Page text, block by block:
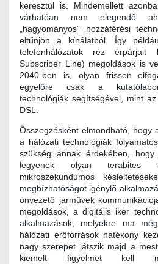
keresztül is. Mindemellett
várhatóan nem elegendő
„hagyományos” hozzáférési
eltűnjön a kínálatból. Így
telefonhálózatok réz érpárjait
Subscriber Line) megoldások is
2040-ben is, olyan frissen
egyelőre csak a
technológiák segítségével, mint
DSL.
Összegzésként elmondható, hogy
a hálózati technológiák
szükség annak érdekében,
legyenek olyan terabites
mikroszekundumos
megbízhatóságot igénylő
önvezető járművek
megoldások, a digitális iker
alkalmazások, melyekre ma
hálózati erőforrások hatékony
nagy szerepet játszik majd a
kiemelt figyelmet kell